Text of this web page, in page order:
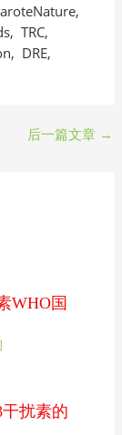
TRC,
DRE,
后一篇文章 →
WHO国
扰素的